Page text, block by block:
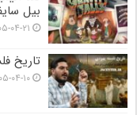
بیل
۱۴۰۵-
تاریخ
۱۴۰۵-